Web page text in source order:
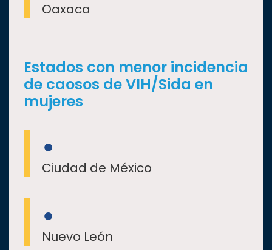
Oaxaca
Estados con menor incidencia
de caosos de VIH/Sida en
mujeres
Ciudad de México
Nuevo León